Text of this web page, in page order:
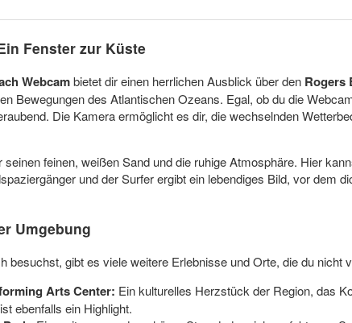
Fenster zur Küste
Webcambietet dir einen herrlichen Ausblick über den Rogers
Bewegungen des Atlantischen Ozeans. Egal, ob du die
Die Kamera ermöglicht es dir, die wechselnden
feinen, weißen Sand und die ruhige Atmosphäre. Hier
und der Surfer ergibt ein lebendiges Bild, vor dem
Umgebung
besuchst, gibt es viele weitere Erlebnisse und Orte, die du
Arts Center: Ein kulturelles Herzstück der Region, das
ebenfalls ein Highlight.